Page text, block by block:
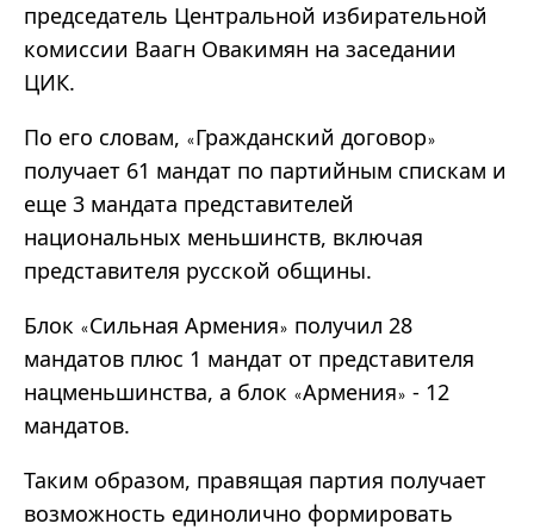
председатель Центральной избирательной
комиссии Ваагн Овакимян на заседании
ЦИК.
По его словам, «Гражданский договор»
получает 61 мандат по партийным спискам и
еще 3 мандата представителей
национальных меньшинств, включая
представителя русской общины.
Блок «Сильная Армения» получил 28
мандатов плюс 1 мандат от представителя
нацменьшинства, а блок «Армения» - 12
мандатов.
Таким образом, правящая партия получает
возможность единолично формировать